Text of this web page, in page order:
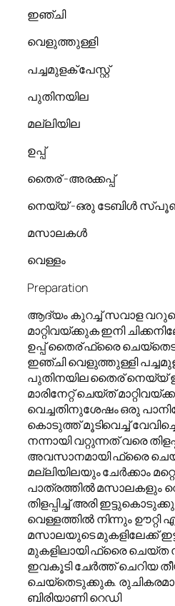
ഇഞ്ചി
വെളുത്തുള്ളി
പച്ചമുളക് പേസ്റ്റ്
പുതിനയില
മല്ലിയില
ഉപ്പ്
തൈര് -അരക്കപ്പ്
നെയ്യ് -ഒരു ടേബിൾ
മസാലകൾ
വെള്ളം
Preparation
ആദ്യം കുറച്ച് സവാള
മാറ്റിവയ്ക്കുക ഇനി
ഉപ്പ് തൈര് ഫ്രൈ
ഇഞ്ചി വെളുത്തുള്ളി
പുതിനയില തൈര് നെയ്യ്
മാരിനേറ്റ് ചെയ്ത്
വെച്ചതിനുശേഷം ഒരു
കൊടുത്ത് മൂടിവെച്ച്
നന്നായി വറ്റുന്നത് വരെ
അവസാനമായി ഫ്രൈ
മല്ലിയിലയും ചേർക്കാം
പാത്രത്തിൽ മസാലകളും
തിളപ്പിച്ച് അരി
വെള്ളത്തിൽ നിന്നും
മസാലയുടെ മുകളിലേക്ക്
മുകളിലായി ഫ്രൈ ചെയ്ത
ഇവകൂടി ചേർത്ത് ചെറിയ
ചെയ്തെടുക്കുക.
ബിരിയാണി റെഡി